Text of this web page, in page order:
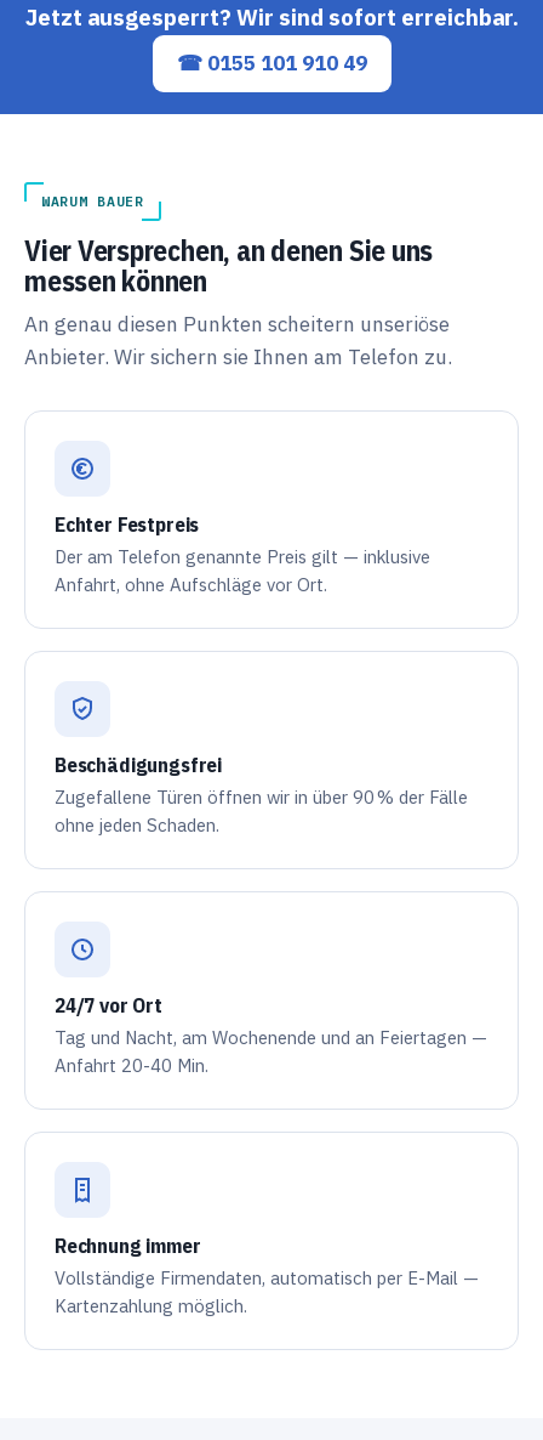
Jetzt ausgesperrt? Wir sind sofort erreichbar.
☎ 0155 101 910 49
WARUM BAUER
Vier Versprechen, an denen Sie uns
messen können
An genau diesen Punkten scheitern unseriöse
Anbieter. Wir sichern sie Ihnen am Telefon zu.
Echter Festpreis
Der am Telefon genannte Preis gilt — inklusive
Anfahrt, ohne Aufschläge vor Ort.
Beschädigungsfrei
Zugefallene Türen öffnen wir in über 90 % der Fälle
ohne jeden Schaden.
24/7 vor Ort
Tag und Nacht, am Wochenende und an Feiertagen —
Anfahrt 20-40 Min.
Rechnung immer
Vollständige Firmendaten, automatisch per E-Mail —
Kartenzahlung möglich.